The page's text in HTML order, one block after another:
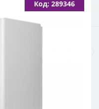
Код: 289346